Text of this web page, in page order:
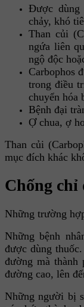
Được dùng
chảy, khó
Than củi
ngứa liên
ngộ độc
Carbophos
trong điều
chuyển hóa
Bệnh đại
Ợ chua, ợ
Than củi
mục đích khác
Chống chỉ
Những trường
Những bệnh
được dùng
đường mà thành
đường cao, lên
Những người bị